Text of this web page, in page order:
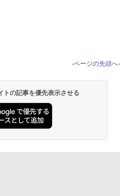
-ページの先頭へ-
トの記事を優先表示させる